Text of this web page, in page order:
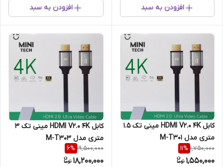
افزودن به سبد افزودن به سبد
کابل HDMI V2.0 4K مینی تک 1.5
متری مدل M-T301
1,750,000
11%
1,550,000
کابل HDMI V2.0 4K مینی تک 3
متری مدل M-T303
19,500,000
6%
18,200,000